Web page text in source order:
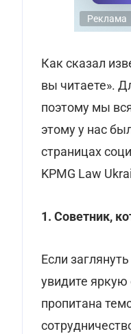
Реклама
Как сказал
вы читаете».
поэтому мы
этому у нас
страницах
KPMG Law
1. Советник,
Если
увидите
пропитана